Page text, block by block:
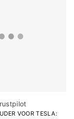
VOOR TESLA: